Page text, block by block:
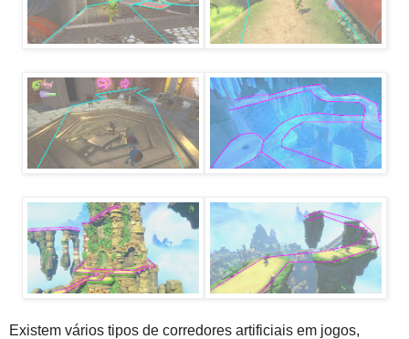
Existem vários tipos de corredores artificiais em jogos,